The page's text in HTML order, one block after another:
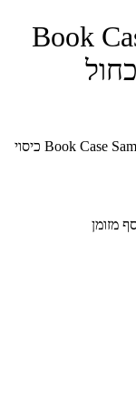
Book
Book Case Samsung Galaxy S8 כיסוי